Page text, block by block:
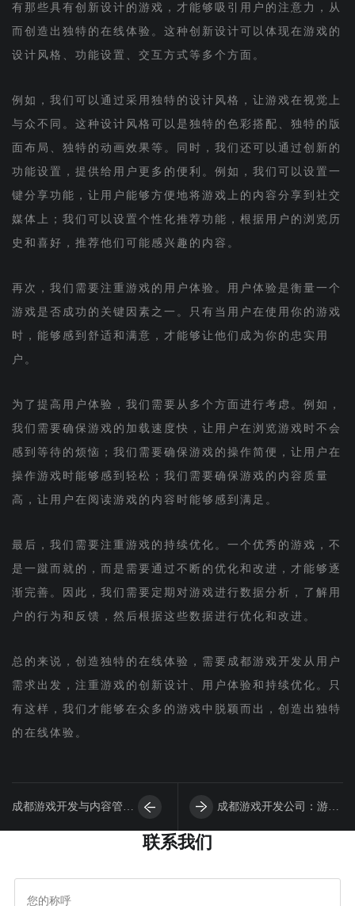
有那些具有创新设计的游戏，才能够吸引用户的注意力，从
而创造出独特的在线体验。这种创新设计可以体现在游戏的
设计风格、功能设置、交互方式等多个方面。
例如，我们可以通过采用独特的设计风格，让游戏在视觉上
与众不同。这种设计风格可以是独特的色彩搭配、独特的版
面布局、独特的动画效果等。同时，我们还可以通过创新的
功能设置，提供给用户更多的便利。例如，我们可以设置一
键分享功能，让用户能够方便地将游戏上的内容分享到社交
媒体上；我们可以设置个性化推荐功能，根据用户的浏览历
史和喜好，推荐他们可能感兴趣的内容。
再次，我们需要注重游戏的用户体验。用户体验是衡量一个
游戏是否成功的关键因素之一。只有当用户在使用你的游戏
时，能够感到舒适和满意，才能够让他们成为你的忠实用
户。
为了提高用户体验，我们需要从多个方面进行考虑。例如，
我们需要确保游戏的加载速度快，让用户在浏览游戏时不会
感到等待的烦恼；我们需要确保游戏的操作简便，让用户在
操作游戏时能够感到轻松；我们需要确保游戏的内容质量
高，让用户在阅读游戏的内容时能够感到满足。
最后，我们需要注重游戏的持续优化。一个优秀的游戏，不
是一蹴而就的，而是需要通过不断的优化和改进，才能够逐
渐完善。因此，我们需要定期对游戏进行数据分析，了解用
户的行为和反馈，然后根据这些数据进行优化和改进。
总的来说，创造独特的在线体验，需要成都游戏开发从用户
需求出发，注重游戏的创新设计、用户体验和持续优化。只
有这样，我们才能够在众多的游戏中脱颖而出，创造出独特
的在线体验。
成都游戏开发与内容管理
在线内容
成都游戏开发公司：游戏
联系我们